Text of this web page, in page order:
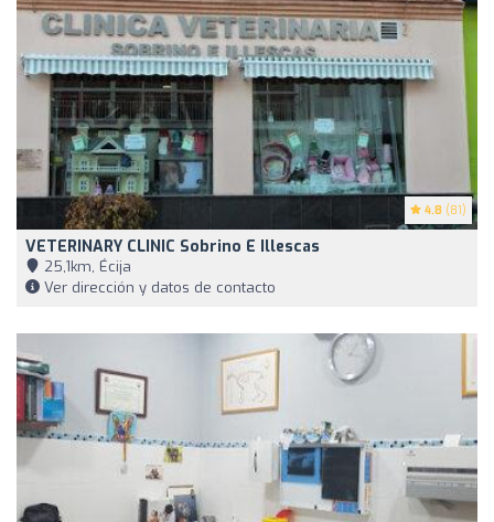
4.8 (81)
VETERINARY CLINIC Sobrino E Illescas
25,1km, Écija
Ver dirección y datos de contacto